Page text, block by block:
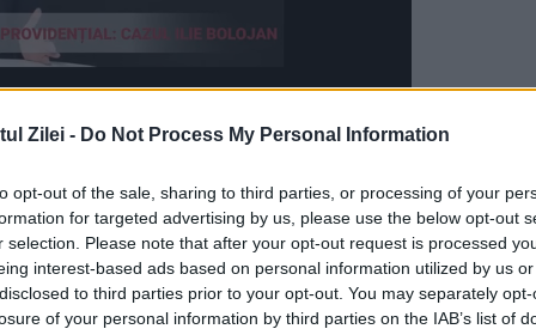
Zilei - Do Not Process My Personal Information
opt-out of the sale, sharing to third parties, or processing of your
for targeted advertising by us, please use the below opt-out
selection. Please note that after your opt-out request is processed
interest-based ads based on personal information utilized by us
to third parties prior to your opt-out. You may separately
of your personal information by third parties on the IAB’s list of
Sanremo, în nord-vestul Italiei. Această
de cotidianulimperianews.
de anchetatori, victima, care locuiește pe